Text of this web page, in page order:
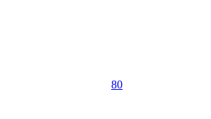
80